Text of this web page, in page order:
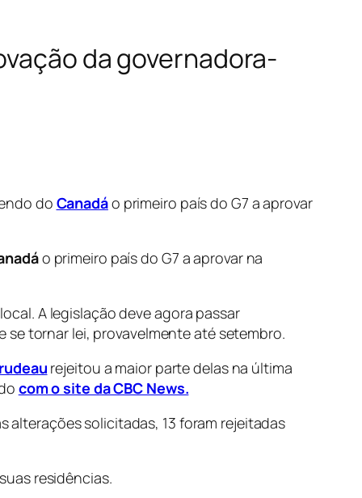
da governadora-
do Canadáo primeiro país do G7 a aprovar
o primeiro país do G7 a aprovar na
A legislação deve agora passar
tornar lei, provavelmente até setembro.
rejeitou a maior parte delas na última
com o site da CBC News.
alterações solicitadas, 13 foram rejeitadas
residências.